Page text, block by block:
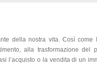
della nostra vita. Così
alla trasformazione del
l’acquisto o la vendita di un